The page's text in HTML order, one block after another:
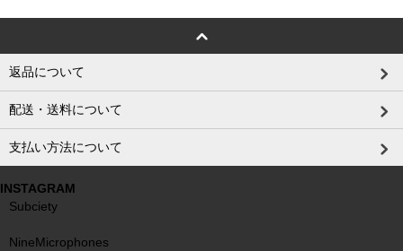
返品について
配送・送料について
支払い方法について
INSTAGRAM
Subciety
NineMicrophones